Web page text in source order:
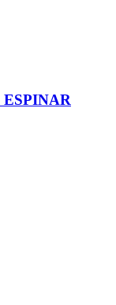
ESPINAR